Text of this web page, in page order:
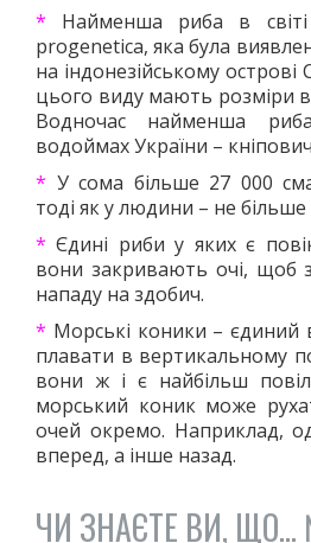
* Найменша риба в
progenetica, яка була
на індонезійському острові
цього виду мають розміри
Водночас найменша
водоймах України –
* У сома більше 27 000
тоді як у людини – не більше
* Єдині риби у яких є
вони закривають очі, щоб
нападу на здобич.
* Морські коники –
плавати в вертикальному
вони ж і є найбільш
морський коник може
очей окремо. Наприклад,
вперед, а інше назад.
ЧИ ЗНАЄТЕ ВИ,